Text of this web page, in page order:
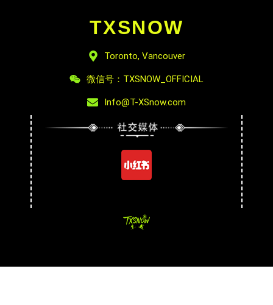
TXSNOW
Toronto, Vancouver
微信号：TXSNOW_OFFICIAL
Info@T-XSnow.com